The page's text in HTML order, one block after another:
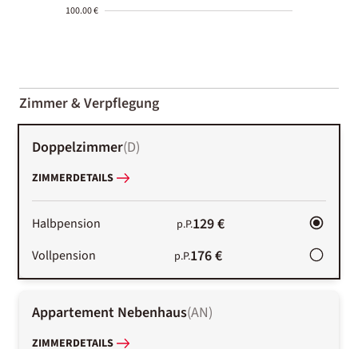
100.00 €
01-02
Zimmer & Verpflegung
Doppelzimmer(D)
ZIMMERDETAILS
Halbpension p.P.129 €
Vollpension p.P.176 €
Appartement Nebenhaus(AN)
ZIMMERDETAILS